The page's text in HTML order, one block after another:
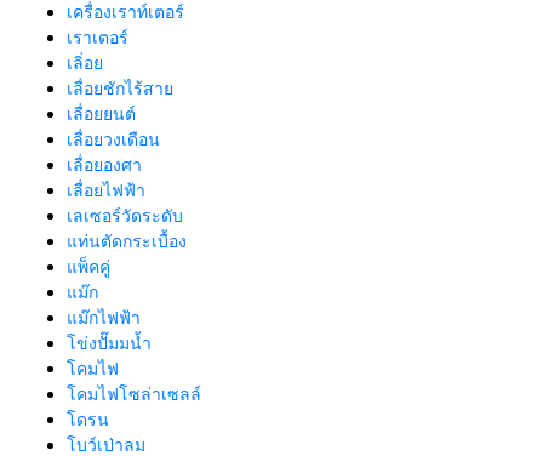
เครื่องเราท์เตอร์
เราเตอร์
เลิ่อย
เลื่อยชักไร้สาย
เลื่อยยนต์
เลื่อยวงเดือน
เลื่อยองศา
เลื่อยไฟฟ้า
เลเซอร์วัดระดับ
แท่นตัดกระเบื้อง
แพ็คคู่
แม๊ก
แม๊กไฟฟ้า
โข่งปั๊มมน้ำ
โคมไฟ
โคมไฟโซล่าเซลล์
โดรน
โบว์เป่าลม